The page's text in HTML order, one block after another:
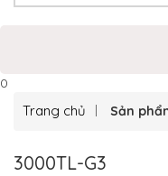
0
Trang chủ Sản
3000TL-G3